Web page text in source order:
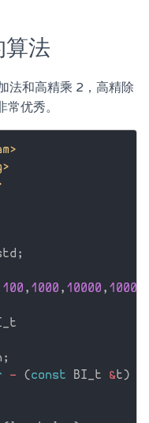
算法
法和高精乘 2，高精除
优秀。
;
100 , 1000 , 10000 ,
;
- (const BI_t &t)